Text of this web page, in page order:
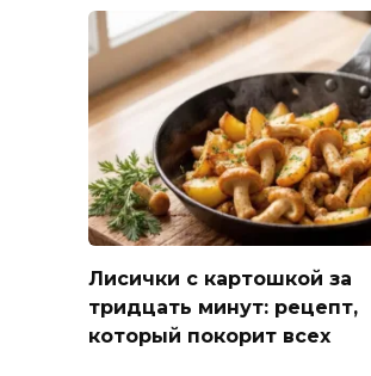
Лисички с картошкой за
тридцать минут: рецепт,
который покорит всех